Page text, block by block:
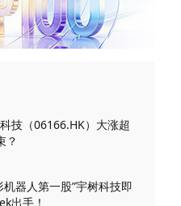
技（06166.HK）大涨超
？
机器人第一股”宇树科技即
出手！